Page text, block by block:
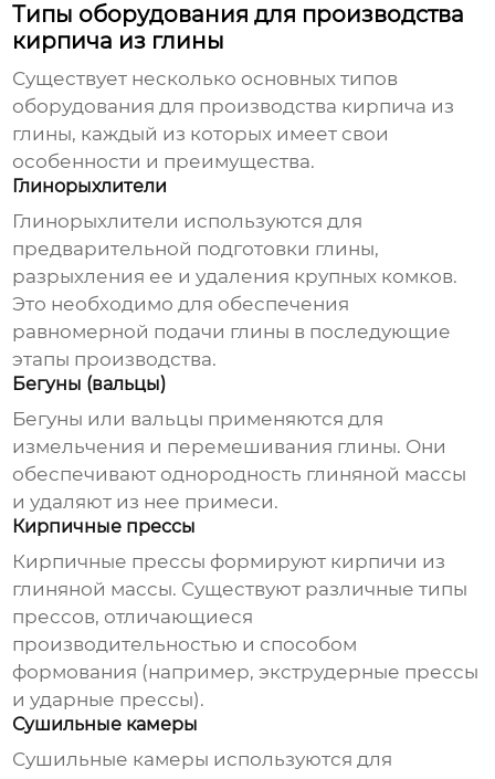
Типы оборудования для производства
кирпича из глины
Существует несколько основных типов
оборудования для производства кирпича из
глины, каждый из которых имеет свои
особенности и преимущества.
Глинорыхлители
Глинорыхлители используются для
предварительной подготовки глины,
разрыхления ее и удаления крупных комков.
Это необходимо для обеспечения
равномерной подачи глины в последующие
этапы производства.
Бегуны (вальцы)
Бегуны или вальцы применяются для
измельчения и перемешивания глины. Они
обеспечивают однородность глиняной массы
и удаляют из нее примеси.
Кирпичные прессы
Кирпичные прессы формируют кирпичи из
глиняной массы. Существуют различные типы
прессов, отличающиеся
производительностью и способом
формования (например, экструдерные прессы
и ударные прессы).
Сушильные камеры
Сушильные камеры используются для